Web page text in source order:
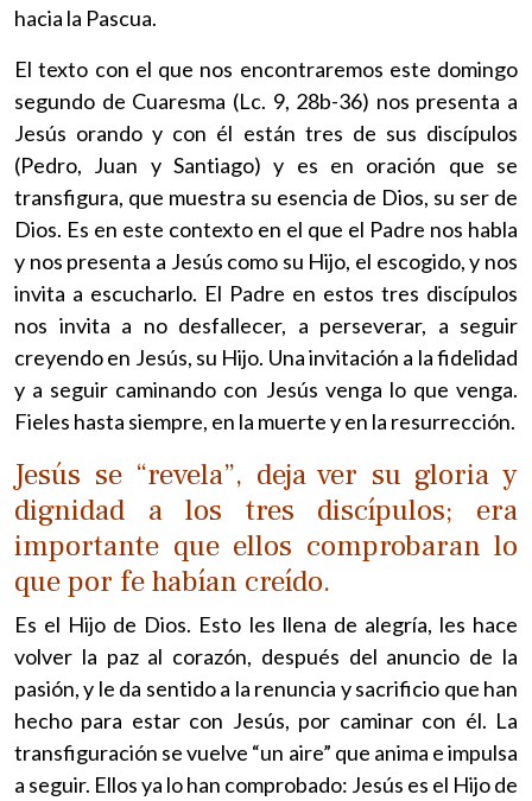
hacia la Pascua.
El texto con el que nos encontraremos este domingo
segundo de Cuaresma (Lc. 9, 28b-36) nos presenta a
Jesús orando y con él están tres de sus discípulos
(Pedro, Juan y Santiago) y es en oración que se
transfigura, que muestra su esencia de Dios, su ser de
Dios. Es en este contexto en el que el Padre nos habla
y nos presenta a Jesús como su Hijo, el escogido, y nos
invita a escucharlo. El Padre en estos tres discípulos
nos invita a no desfallecer, a perseverar, a seguir
creyendo en Jesús, su Hijo. Una invitación a la fidelidad
y a seguir caminando con Jesús venga lo que venga.
Fieles hasta siempre, en la muerte y en la resurrección.
Jesús se “revela”, deja ver su gloria y
dignidad a los tres discípulos; era
importante que ellos comprobaran lo
que por fe habían creído.
Es el Hijo de Dios. Esto les llena de alegría, les hace
volver la paz al corazón, después del anuncio de la
pasión, y le da sentido a la renuncia y sacrificio que han
hecho para estar con Jesús, por caminar con él. La
transfiguración se vuelve “un aire” que anima e impulsa
a seguir. Ellos ya lo han comprobado: Jesús es el Hijo de